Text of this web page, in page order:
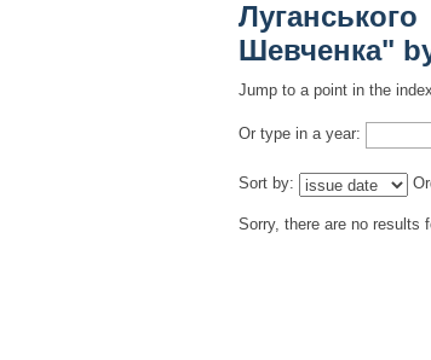
Шевченка"
Jump to a point in the
Or type in a year:
Sort by:
Sorry, there are no results